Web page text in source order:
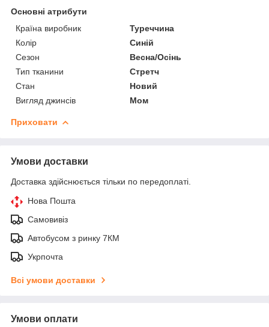
Основні атрибути
Країна виробник
Туреччина
Колір
Синій
Сезон
Весна/Осінь
Тип тканини
Стретч
Стан
Новий
Вигляд джинсів
Мом
Приховати
Умови доставки
Доставка здійснюється тільки по передоплаті.
Нова Пошта
Самовивіз
Автобусом з ринку 7КМ
Укрпочта
Всі умови доставки
Умови оплати